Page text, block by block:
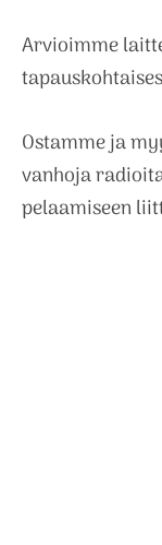
Arvioimme
Ostamme ja
vanhoja
pelaamiseen